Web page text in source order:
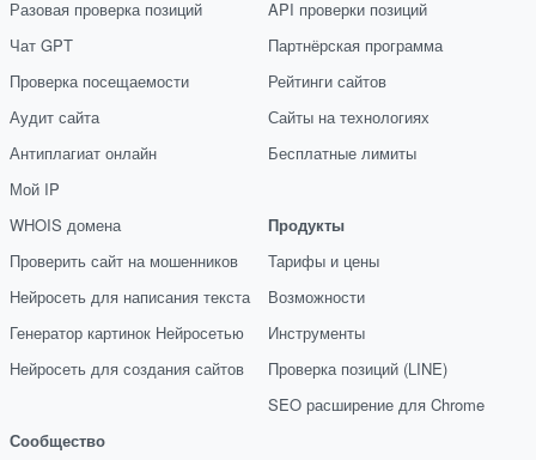
Разовая проверка позиций
Чат GPT
Проверка посещаемости
Аудит сайта
Антиплагиат онлайн
Мой IP
WHOIS домена
Проверить сайт на мошенников
Нейросеть для написания текста
Генератор картинок Нейросетью
Нейросеть для создания сайтов
Сообщество
API проверки позиций
Партнёрская программа
Рейтинги сайтов
Сайты на технологиях
Бесплатные лимиты
Продукты
Тарифы и цены
Возможности
Инструменты
Проверка позиций (LINE)
SEO расширение для Chrome